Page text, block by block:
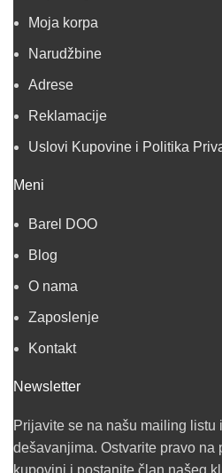
Moja korpa
Narudžbine
Adrese
Reklamacije
Uslovi Kupovine i Politika
Meni
Barel DOO
Blog
O nama
Zaposlenje
Kontakt
Newsletter
Prijavite se na našu mailing listu
dešavanjima. Ostvarite pravo na
kupovini i postanite član našeg